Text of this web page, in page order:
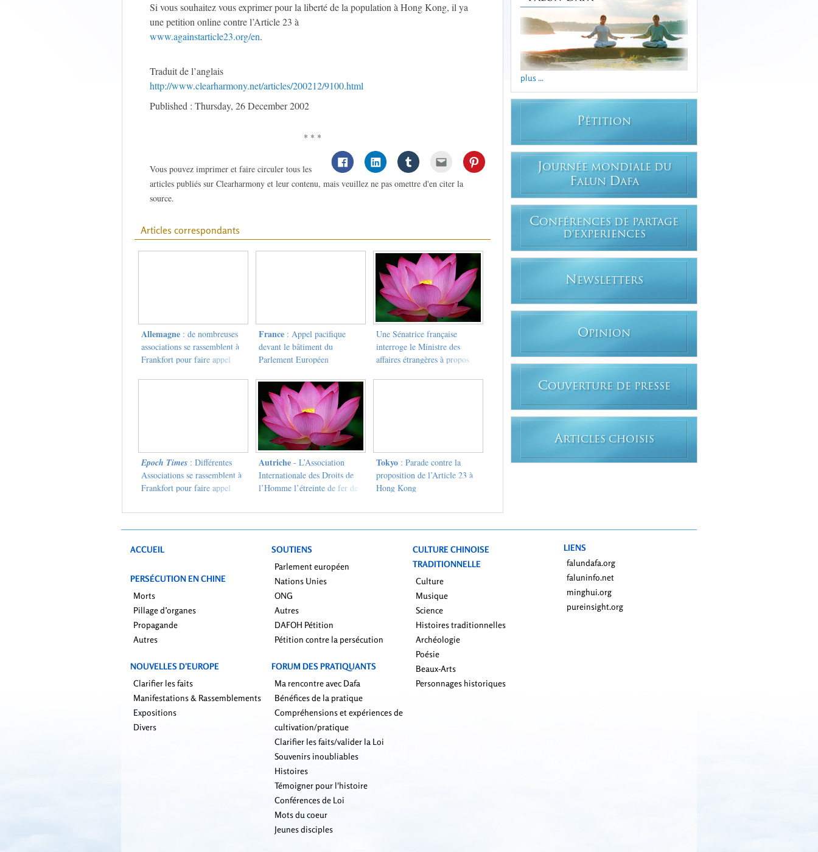
Si vous souhaitez vous exprimer pour la liberté de la population à Hong Kong, il ya
une petition online contre l’Article 23 à
www.againstarticle23.org/en.
Traduit de l’anglais
http://www.clearharmony.net/articles/200212/9100.html
Published : Thursday, 26 December 2002
* * *
Vous pouvez imprimer et faire circuler tous les
articles publiés sur Clearharmony et leur contenu, mais veuillez ne pas omettre d'en citer la
source.
Articles correspondants
Allemagne: de nombreuses
associations se rassemblent à
Frankfort pour faire appel
France: Appel pacifique
devant le bâtiment du
Parlement Européen
Une Sénatrice française
interroge le Ministre des
affaires étrangères à propos
Epoch Times: Différentes
Associations se rassemblent à
Frankfort pour faire appel
Autriche- L’Association
Internationale des Droits de
l’Homme l’étreinte de fer de
Tokyo: Parade contre la
proposition de l’Article 23 à
Hong Kong
plus ...
PÉTITION
JOURNÉE MONDIALE DU
FALUN DAFA
CONFÉRENCES DE PARTAGE
D'EXPERIENCES
N EWSLETTERS
OPINION
COUVERTURE DE PRESSE
ARTICLES CHOISIS
ACCUEIL
PERSÉCUTION EN CHINE
Morts
Pillage d’organes
Propagande
Autres
NOUVELLES D’EUROPE
Clarifier les faits
Manifestations & Rassemblements
Expositions
Divers
SOUTIENS
Parlement européen
Nations Unies
ONG
Autres
DAFOH Pétition
Pétition contre la persécution
FORUM DES PRATIQUANTS
Ma rencontre avec Dafa
Bénéfices de la pratique
Compréhensions et expériences de
cultivation/pratique
Clarifier les faits/valider la Loi
Souvenirs inoubliables
Histoires
Témoigner pour l'histoire
Conférences de Loi
Mots du coeur
Jeunes disciples
CULTURE CHINOISE
TRADITIONNELLE
Culture
Musique
Science
Histoires traditionnelles
Archéologie
Poésie
Beaux-Arts
Personnages historiques
LIENS
falundafa.org
faluninfo.net
minghui.org
pureinsight.org